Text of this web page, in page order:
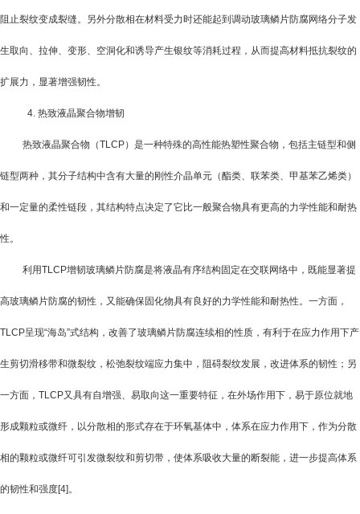
阻止裂纹变成裂缝。另外分散相在材料受力时还能起到调动玻璃鳞片防腐网络分子发
生取向、拉伸、变形、空洞化和诱导产生银纹等消耗过程，从而提高材料抵抗裂纹的
扩展力，显著增强韧性。
4. 热致液晶聚合物增韧
热致液晶聚合物（TLCP）是一种特殊的高性能热塑性聚合物，包括主链型和侧
链型两种，其分子结构中含有大量的刚性介晶单元（酯类、联苯类、甲基苯乙烯类）
和一定量的柔性链段，其结构特点决定了它比一般聚合物具有更高的力学性能和耐热
性。
利用TLCP增韧玻璃鳞片防腐是将液晶有序结构固定在交联网络中，既能显著提
高玻璃鳞片防腐的韧性，又能确保固化物具有良好的力学性能和耐热性。一方面，
TLCP呈现“海岛”式结构，改善了玻璃鳞片防腐连续相的性质，有利于在应力作用下产
生剪切滑移带和微裂纹，松弛裂纹端应力集中，阻碍裂纹发展，改进体系的韧性；另
一方面， TLCP又具有自增强、易取向这一重要特征，在外场作用下，易于原位就地
形成颗粒或微纤，以分散相的形式存在于环氧基体中，体系在应力作用下，作为分散
相的颗粒或微纤可引发微裂纹和剪切带，使体系吸收大量的断裂能，进一步提高体系
的韧性和强度[4]。